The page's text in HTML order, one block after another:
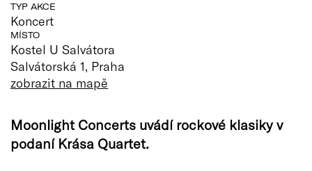
TYP AKCE
Koncert
MÍSTO
Kostel U Salvátora
Salvátorská 1, Praha
zobrazit na mapě
Moonlight Concerts uvádí rockové klasiky v
podaní Krása Quartet.